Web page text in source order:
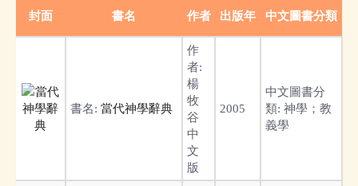
封面 書名 作者 出版年 中文圖書分類
書名: 當代神學辭典
作
者:
楊
牧
谷
中
文
版
2005
中文圖書分
類: 神學；教
義學